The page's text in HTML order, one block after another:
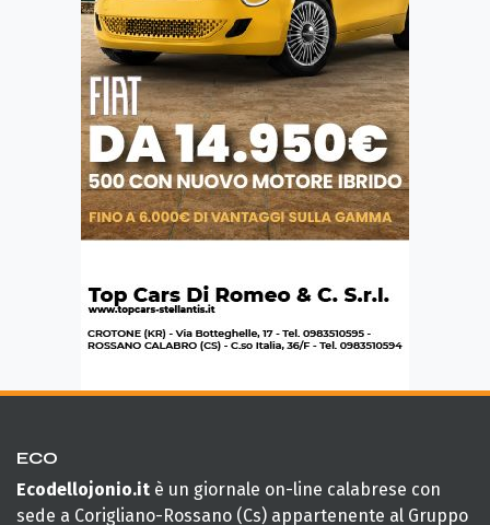
ECO
Ecodellojonio.it è un giornale on-line calabrese con
sede a Corigliano-Rossano (Cs) appartenente al Gruppo